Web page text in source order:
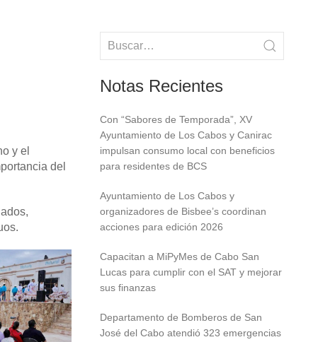
y el
del
Notas Recientes
Con “Sabores de Temporada”, XV
Ayuntamiento de Los Cabos y Canirac
impulsan consumo local con beneficios
para residentes de BCS
Ayuntamiento de Los Cabos y
organizadores de Bisbee’s coordinan
acciones para edición 2026
Capacitan a MiPyMes de Cabo San
Lucas para cumplir con el SAT y mejorar
sus finanzas
Departamento de Bomberos de San
José del Cabo atendió 323 emergencias